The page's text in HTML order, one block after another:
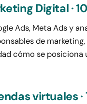
Digital ·
Ads, Meta Ads y
de
cómo se posiciona
virtuales ·